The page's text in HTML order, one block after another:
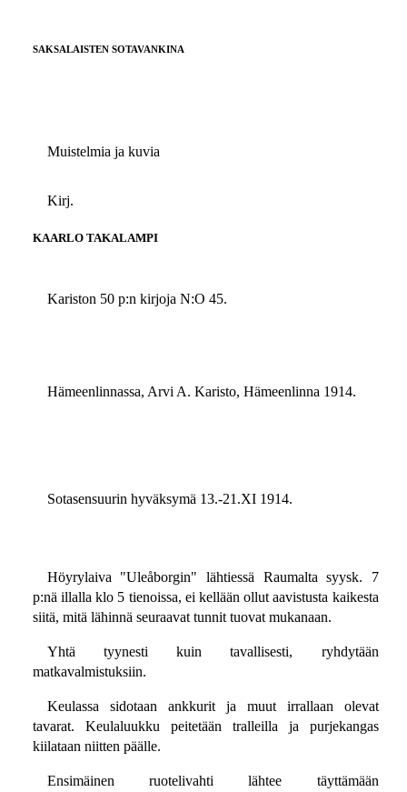
SAKSALAISTEN SOTAVANKINA
Muistelmia ja kuvia
Kirj.
KAARLO TAKALAMPI
Kariston 50 p:n kirjoja N:O 45.
Hämeenlinnassa, Arvi A. Karisto, Hämeenlinna 1914.
Sotasensuurin hyväksymä 13.-21.XI 1914.
Höyrylaiva "Uleåborgin" lähtiessä Raumalta syysk. 7
p:nä illalla klo 5 tienoissa, ei kellään ollut aavistusta kaikesta
siitä, mitä lähinnä seuraavat tunnit tuovat mukanaan.
Yhtä tyynesti kuin tavallisesti, ryhdytään
matkavalmistuksiin.
Keulassa sidotaan ankkurit ja muut irrallaan olevat
tavarat. Keulaluukku peitetään tralleilla ja purjekangas
kiilataan niitten päälle.
Ensimäinen ruotelivahti lähtee täyttämään